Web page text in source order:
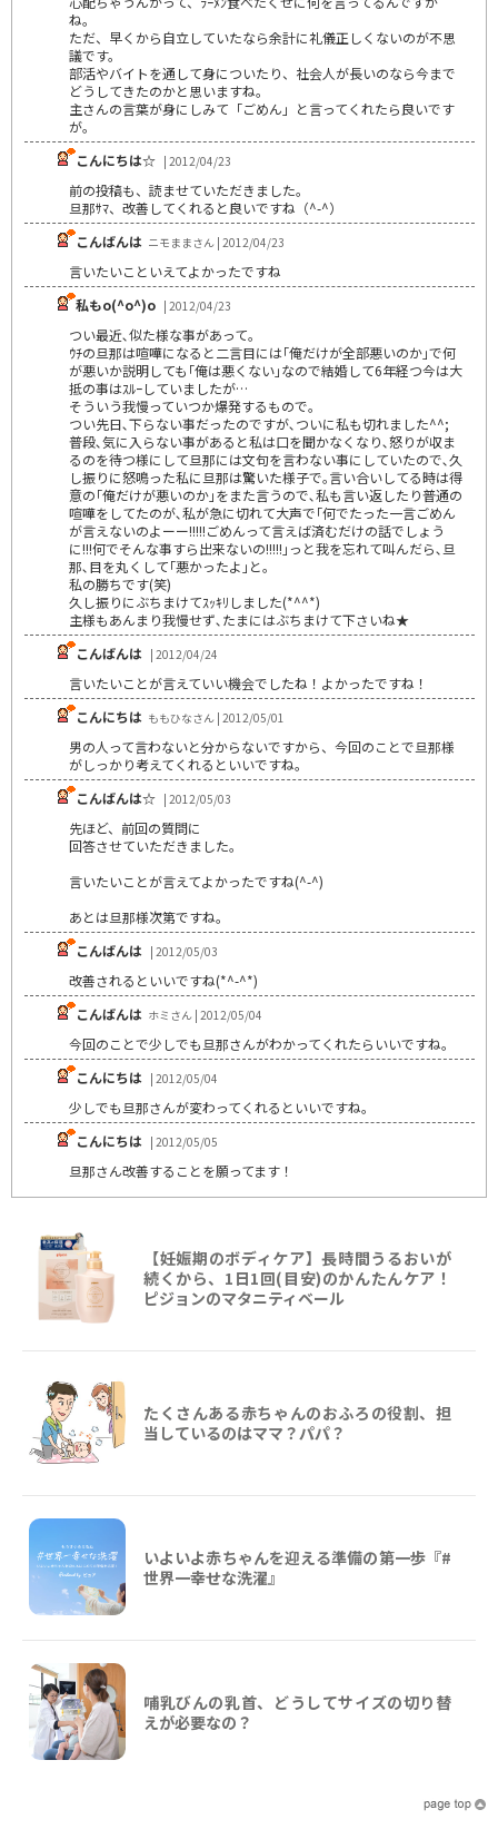
ね。
ただ、早くから自立していたなら余計に礼儀正しくないのが不思
議です。
部活やバイトを通して身についたり、社会人が長いのなら今まで
どうしてきたのかと思いますね。
主さんの言葉が身にしみて「ごめん」と言ってくれたら良いです
が。
こんにちは☆ | 2012/04/23
前の投稿も、読ませていただきました。
旦那ｻﾏ、改善してくれると良いですね（^-^）
こんばんは ニモままさん | 2012/04/23
言いたいこといえてよかったですね
私もo(^o^)o | 2012/04/23
つい最近､似た様な事があって｡
ｳﾁの旦那は喧嘩になると二言目には｢俺だけが全部悪いのか｣で何
が悪いか説明しても｢俺は悪くない｣なので結婚して6年経つ今は大
抵の事はｽﾙｰしていましたが…
そういう我慢っていつか爆発するもので｡
つい先日､下らない事だったのですが､ついに私も切れました^^;
普段､気に入らない事があると私は口を聞かなくなり､怒りが収ま
るのを待つ様にして旦那には文句を言わない事にしていたので､久
し振りに怒鳴った私に旦那は驚いた様子で｡言い合いしてる時は得
意の｢俺だけが悪いのか｣をまた言うので､私も言い返したり普通の
喧嘩をしてたのが､私が急に切れて大声で｢何でたった一言ごめん
が言えないのよーー!!!!!ごめんって言えば済むだけの話でしょう
に!!!何でそんな事すら出来ないの!!!!!｣っと我を忘れて叫んだら､旦
那､目を丸くして｢悪かったよ｣と｡
私の勝ちです(笑)
久し振りにぶちまけてｽｯｷﾘしました(*^^*)
主様もあんまり我慢せず､たまにはぶちまけて下さいね★
こんばんは | 2012/04/24
言いたいことが言えていい機会でしたね！よかったですね！
こんにちは ももひなさん | 2012/05/01
男の人って言わないと分からないですから、今回のことで旦那様
がしっかり考えてくれるといいですね。
こんばんは☆ | 2012/05/03
先ほど、前回の質問に
回答させていただきました。
言いたいことが言えてよかったですね(^-^)
あとは旦那様次第ですね。
こんばんは | 2012/05/03
改善されるといいですね(*^-^*)
こんばんは ホミさん | 2012/05/04
今回のことで少しでも旦那さんがわかってくれたらいいですね。
こんにちは | 2012/05/04
少しでも旦那さんが変わってくれるといいですね。
こんにちは | 2012/05/05
旦那さん改善することを願ってます！
【妊娠期のボディケア】長時間うるおいが
続くから、1日1回(目安)のかんたんケア！
ピジョンのマタニティベール
たくさんある赤ちゃんのおふろの役割、担
当しているのはママ？パパ？
いよいよ赤ちゃんを迎える準備の第一歩『#
世界一幸せな洗濯』
哺乳びんの乳首、どうしてサイズの切り替
えが必要なの？